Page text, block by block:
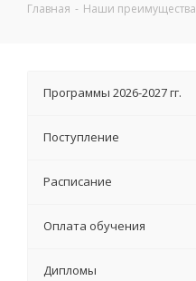
Главная - Наши преимущества
Программы 2026-2027 гг.
Поступление
Расписание
Оплата обучения
Дипломы